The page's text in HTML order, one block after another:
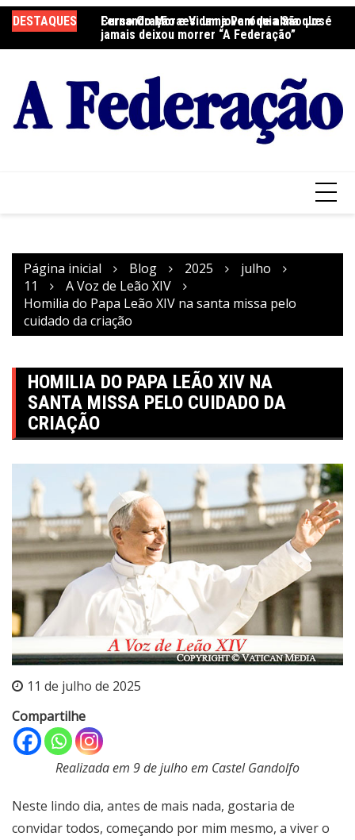
para
o
DESTAQUES
Fernando Moraes: um jovem de alma que
jamais deixou morrer “A Federação”
Curso Oração e Vida na Paróquia São José
Página inicial Blog 2025
julho
11
A Voz de Leão XIV
Homilia do Papa Leão XIV na santa missa pelo
cuidado da criação
HOMILIA DO PAPA LEÃO XIV NA
SANTA MISSA PELO CUIDADO DA
CRIAÇÃO
11 de julho de 2025
Compartilhe
Realizada em 9 de julho em Castel Gandolfo
Neste lindo dia, antes de mais nada, gostaria de
convidar todos, começando por mim mesmo, a viver o